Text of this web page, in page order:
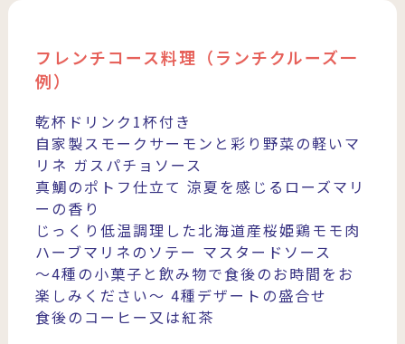
フレンチコース料理（ランチクルーズ一
例）
乾杯ドリンク1杯付き
自家製スモークサーモンと彩り野菜の軽いマ
リネ ガスパチョソース
真鯛のポトフ仕立て 涼夏を感じるローズマリ
ーの香り
じっくり低温調理した北海道産桜姫鶏モモ肉
ハーブマリネのソテー マスタードソース
～4種の小菓子と飲み物で食後のお時間をお
楽しみください～ 4種デザートの盛合せ
食後のコーヒー又は紅茶